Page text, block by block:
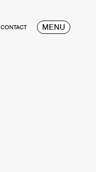
CONTACT MENU